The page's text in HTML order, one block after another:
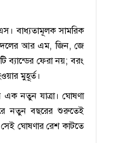
বাধ্যতামূলক সামরিক
দলের আর এম, জিন, জে
ফেরা নয়; বরং
মুহূর্ত।
এক নতুন যাত্রা। ঘোষণা
নতুন বছরের শুরুতেই
ঘোষণার রেশ কাটতে